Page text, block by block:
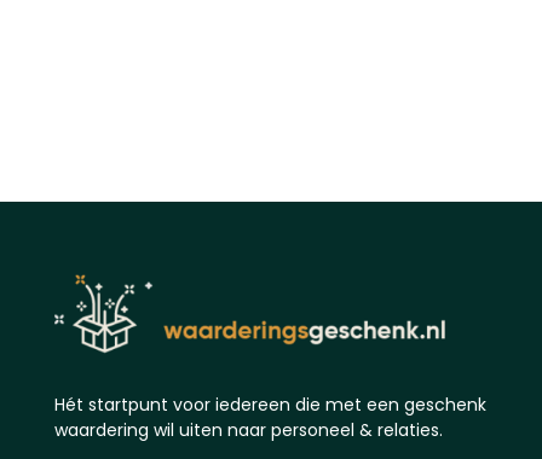
Hét startpunt voor iedereen die met een geschenk
waardering wil uiten naar personeel & relaties.